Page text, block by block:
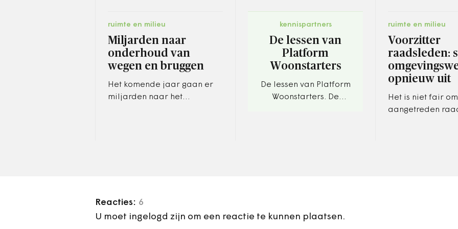
ruimte en milieu
Miljarden naar
onderhoud van
wegen en bruggen
Het komende jaar gaan er
miljarden naar het
kennispartners
De lessen van
Platform
Woonstarters
De lessen van Platform
Woonstarters. De
ruimte en milieu
Voorzitter
raadsleden:
opnieuw uit
Het is niet fair
aangetreden
Reacties: 6
U moet ingelogd zijn om een reactie te kunnen plaatsen.